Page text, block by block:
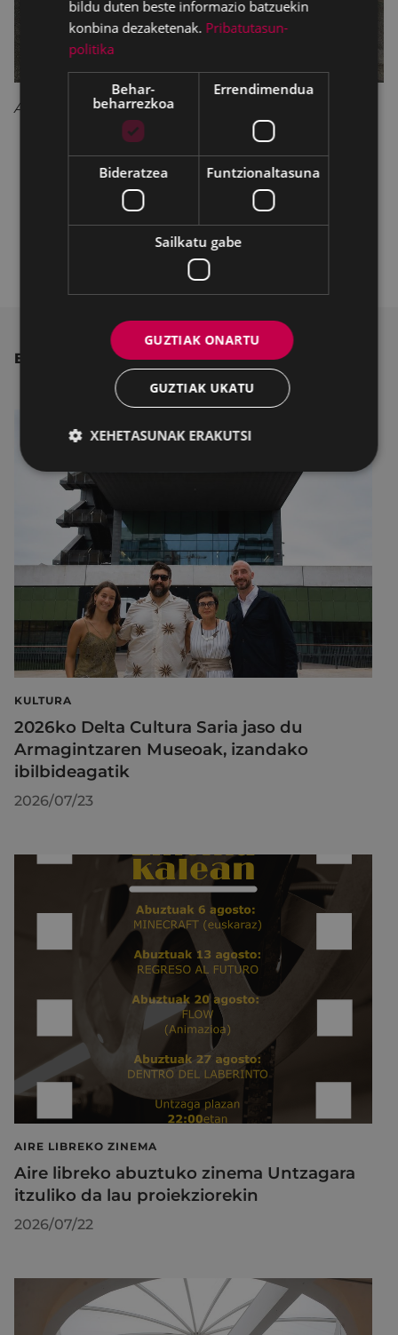
Azitain.
BESTE ALBISTE BATZUK
KULTURA
2026ko Delta Cultura Saria jaso du
Armagintzaren Museoak, izandako
ibilbideagatik
2026/07/23
AIRE LIBREKO ZINEMA
Aire libreko abuztuko zinema Untzagara
itzuliko da lau proiekziorekin
2026/07/22
bildu duten beste informazio batzuekin
konbina dezaketenak. Pribatutasun-
politika
Behar-
beharrezkoa
Errendimendua
Bideratzea Funtzionaltasuna
Sailkatu gabe
GUZTIAK ONARTU
GUZTIAK UKATU
XEHETASUNAK ERAKUTSI